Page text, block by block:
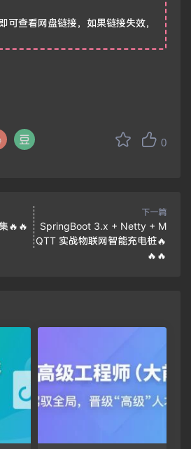
可查看网盘链接，如果链接失效，
0
🔥🔥
下一篇
SpringBoot 3.x + Netty + M
QTT 实战物联网智能充电桩🔥
🔥🔥